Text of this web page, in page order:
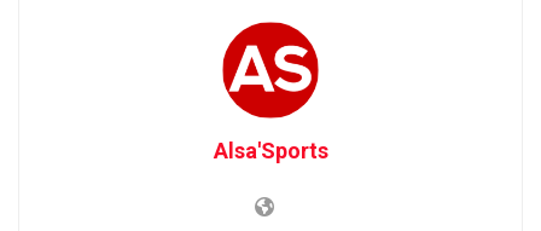
Alsa'Sports